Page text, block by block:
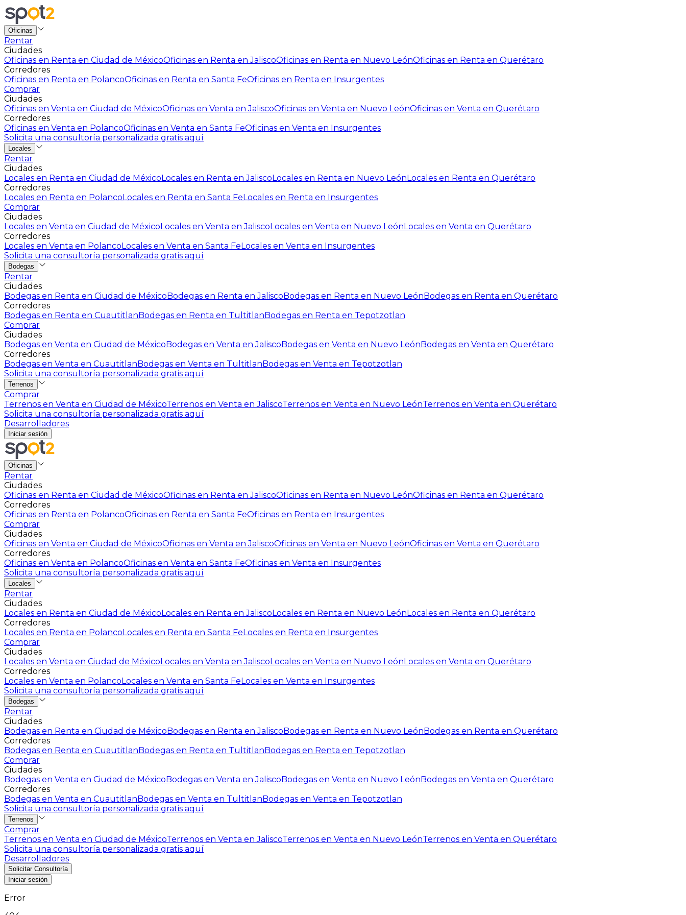
Oficinas
Rentar
Ciudades
Oficinas en Renta en Ciudad de MéxicoOficinas en Renta en JaliscoOficinas en Renta en Nuevo LeónOficinas en Renta en Querétaro
Corredores
Oficinas en Renta en PolancoOficinas en Renta en Santa FeOficinas en Renta en Insurgentes
Comprar
Ciudades
Oficinas en Venta en Ciudad de MéxicoOficinas en Venta en JaliscoOficinas en Venta en Nuevo LeónOficinas en Venta en Querétaro
Corredores
Oficinas en Venta en PolancoOficinas en Venta en Santa FeOficinas en Venta en Insurgentes
Solicita una consultoría personalizada gratis aquí
Locales
Rentar
Ciudades
Locales en Renta en Ciudad de MéxicoLocales en Renta en JaliscoLocales en Renta en Nuevo LeónLocales en Renta en Querétaro
Corredores
Locales en Renta en PolancoLocales en Renta en Santa FeLocales en Renta en Insurgentes
Comprar
Ciudades
Locales en Venta en Ciudad de MéxicoLocales en Venta en JaliscoLocales en Venta en Nuevo LeónLocales en Venta en Querétaro
Corredores
Locales en Venta en PolancoLocales en Venta en Santa FeLocales en Venta en Insurgentes
Solicita una consultoría personalizada gratis aquí
Bodegas
Rentar
Ciudades
Bodegas en Renta en Ciudad de MéxicoBodegas en Renta en JaliscoBodegas en Renta en Nuevo LeónBodegas en Renta en Querétaro
Corredores
Bodegas en Renta en CuautitlanBodegas en Renta en TultitlanBodegas en Renta en Tepotzotlan
Comprar
Ciudades
Bodegas en Venta en Ciudad de MéxicoBodegas en Venta en JaliscoBodegas en Venta en Nuevo LeónBodegas en Venta en Querétaro
Corredores
Bodegas en Venta en CuautitlanBodegas en Venta en TultitlanBodegas en Venta en Tepotzotlan
Solicita una consultoría personalizada gratis aquí
Terrenos
Comprar
Terrenos en Venta en Ciudad de MéxicoTerrenos en Venta en JaliscoTerrenos en Venta en Nuevo LeónTerrenos en Venta en Querétaro
Solicita una consultoría personalizada gratis aquí
Desarrolladores
Iniciar sesión
Oficinas
Rentar
Ciudades
Oficinas en Renta en Ciudad de MéxicoOficinas en Renta en JaliscoOficinas en Renta en Nuevo LeónOficinas en Renta en Querétaro
Corredores
Oficinas en Renta en PolancoOficinas en Renta en Santa FeOficinas en Renta en Insurgentes
Comprar
Ciudades
Oficinas en Venta en Ciudad de MéxicoOficinas en Venta en JaliscoOficinas en Venta en Nuevo LeónOficinas en Venta en Querétaro
Corredores
Oficinas en Venta en PolancoOficinas en Venta en Santa FeOficinas en Venta en Insurgentes
Solicita una consultoría personalizada gratis aquí
Locales
Rentar
Ciudades
Locales en Renta en Ciudad de MéxicoLocales en Renta en JaliscoLocales en Renta en Nuevo LeónLocales en Renta en Querétaro
Corredores
Locales en Renta en PolancoLocales en Renta en Santa FeLocales en Renta en Insurgentes
Comprar
Ciudades
Locales en Venta en Ciudad de MéxicoLocales en Venta en JaliscoLocales en Venta en Nuevo LeónLocales en Venta en Querétaro
Corredores
Locales en Venta en PolancoLocales en Venta en Santa FeLocales en Venta en Insurgentes
Solicita una consultoría personalizada gratis aquí
Bodegas
Rentar
Ciudades
Bodegas en Renta en Ciudad de MéxicoBodegas en Renta en JaliscoBodegas en Renta en Nuevo LeónBodegas en Renta en Querétaro
Corredores
Bodegas en Renta en CuautitlanBodegas en Renta en TultitlanBodegas en Renta en Tepotzotlan
Comprar
Ciudades
Bodegas en Venta en Ciudad de MéxicoBodegas en Venta en JaliscoBodegas en Venta en Nuevo LeónBodegas en Venta en Querétaro
Corredores
Bodegas en Venta en CuautitlanBodegas en Venta en TultitlanBodegas en Venta en Tepotzotlan
Solicita una consultoría personalizada gratis aquí
Terrenos
Comprar
Terrenos en Venta en Ciudad de MéxicoTerrenos en Venta en JaliscoTerrenos en Venta en Nuevo LeónTerrenos en Venta en Querétaro
Solicita una consultoría personalizada gratis aquí
Desarrolladores
Solicitar Consultoría
Iniciar sesión
Error